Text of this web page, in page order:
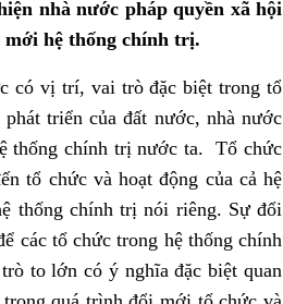
nhà nước pháp quyền xã hội
mới hệ thống chính trị.
có vị trí, vai trò đặc biệt trong tổ
triển của đất nước, nhà nước
thống chính trị nước ta. Tổ chức
tổ chức và hoạt động của cả hệ
thống chính trị nói riêng. Sự đổi
các tổ chức trong hệ thống chính
to lớn có ý nghĩa đặc biệt quan